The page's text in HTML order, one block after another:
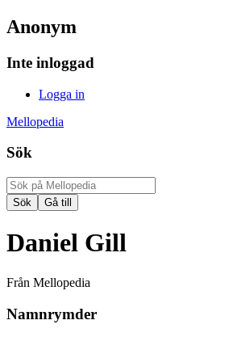
Anonym
Inte inloggad
Logga in
Mellopedia
Sök
Daniel Gill
Från Mellopedia
Namnrymder